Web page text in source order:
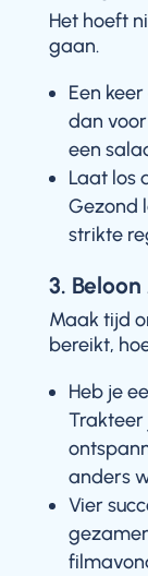
Het hoeft
gaan.
Een
dan
een
Laat los
Gezond
strikte
3.
Maak tijd
bereikt,
Heb je
Trakteer
anders
Vier